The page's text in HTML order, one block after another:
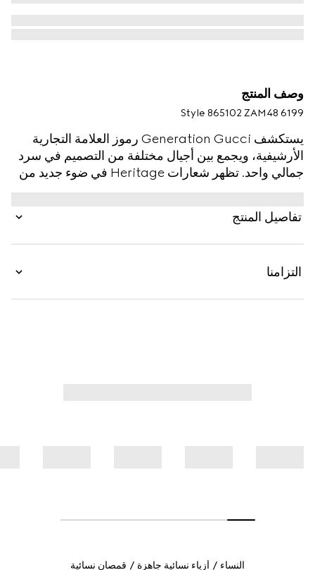
وصف المنتج
Style ‎865102 ZAM48 6199
يستكشف Generation Gucci رموز العلامة التجارية
الأرشيفية، ويجمع بين أجيال مختلفة من التصميم في سرد
جمالي واحد. تظهر شعارات Heritage في ضوء جديد من
بفيونكة بربطة من القماش نفسه.
تفاصيل المنتج
التزامنا
النساء أزياء نسائية جاهزة قمصان نسائية